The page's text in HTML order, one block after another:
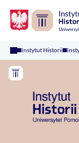
Instytut Historii